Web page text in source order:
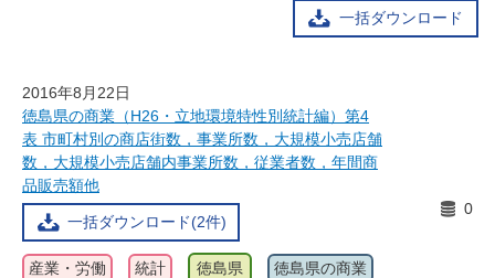
一括ダウンロード
2016年8月22日
徳島県の商業（H26・立地環境特性別統計編）第4
表 市町村別の商店街数，事業所数，大規模小売店舗
数，大規模小売店舗内事業所数，従業者数，年間商
品販売額他
一括ダウンロード(2件)
0
産業・労働 統計 徳島県 徳島県の商業